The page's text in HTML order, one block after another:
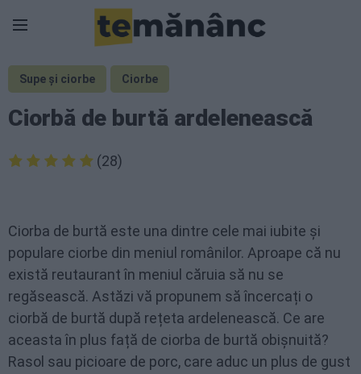
Supe și ciorbe Ciorbe
Ciorbă de burtă ardelenească
(28)
Ciorba de burtă este una dintre cele mai iubite și
populare ciorbe din meniul românilor. Aproape că nu
există reutaurant în meniul căruia să nu se
regăsească. Astăzi vă propunem să încercați o
ciorbă de burtă după rețeta ardelenească. Ce are
aceasta în plus față de ciorba de burtă obișnuită?
Rasol sau picioare de porc, care aduc un plus de gust